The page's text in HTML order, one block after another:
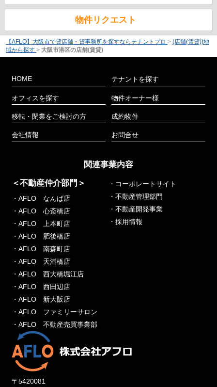
物件リクエスト
【AFLO】大阪市で貸店舗・貸事務所を探すならテナントプロ > (店舗(賃貸))地
域から探す > 大阪市港区の店舗(賃貸)
HOME
オフィスを探す
移転・閉業をご検討の方
会社情報
テナントを探す
物件オーナー様
成約物件
お問合せ
関連事業内容
＜不動産仲介部門＞
・AFLO なんば店
・AFLO 心斎橋店
・AFLO 上本町店
・AFLO 肥後橋店
・AFLO 南森町店
・AFLO 天満橋店
・AFLO 西大橋堀江店
・AFLO 西田辺店
・AFLO 新大阪店
・AFLO ファミリーサロン
・AFLO 不動産売買事業部
・コーポレートサイト
・不動産管理部門
・不動産開発事業
・採用情報
〒5420081